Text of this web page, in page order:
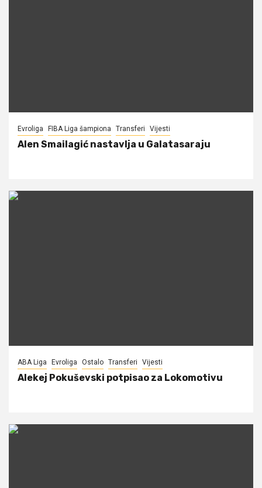
Evroliga FIBA Liga šampiona Transferi Vijesti
Alen Smailagić nastavlja u Galatasaraju
ABA Liga Evroliga Ostalo Transferi Vijesti
Alekej Pokuševski potpisao za Lokomotivu